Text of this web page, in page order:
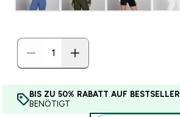
BIS ZU 50% RABATT AUF BESTSELLER
BENÖTIGT